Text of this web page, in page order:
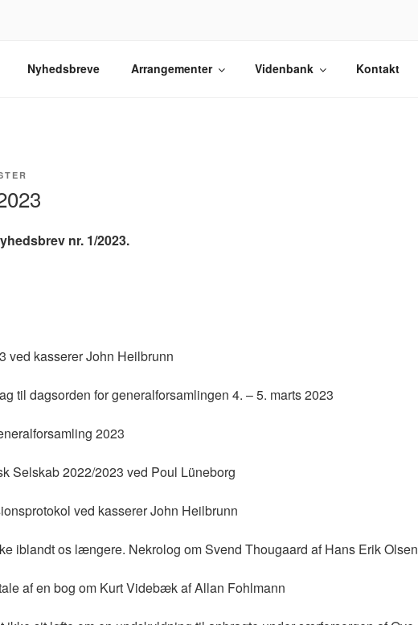
SELSKAB
Nyhedsbreve Arrangementer Videnbank Kontakt
nr. 1/2023.
ved kasserer John Heilbrunn
til dagsorden for generalforsamlingen 4. – 5. marts 2023
2023
Selskab 2022/2023 ved Poul Lüneborg
ved kasserer John Heilbrunn
iblandt os længere. Nekrolog om Svend Thougaard af Hans Erik Olsen
af en bog om Kurt Videbæk af Allan Fohlmann